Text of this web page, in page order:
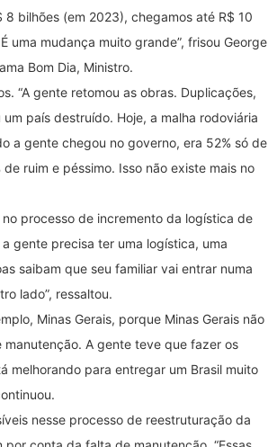
8 bilhões (em 2023), chegamos até R$ 10
uma mudança muito grande”, frisou George
Bom Dia, Ministro.
“A gente retomou as obras. Duplicações,
país destruído. Hoje, a malha rodoviária
a gente chegou no governo, era 52% só de
ruim e péssimo. Isso não existe mais no
processo de incremento da logística de
gente precisa ter uma logística, uma
saibam que seu familiar vai entrar numa
lado”, ressaltou.
Minas Gerais, porque Minas Gerais não
A gente teve que fazer os
melhorando para entregar um Brasil muito
nesse processo de reestruturação da